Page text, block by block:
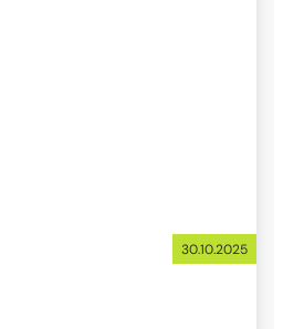
30.10.2025